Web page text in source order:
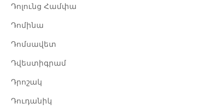
Դոլունց Համփա ​
Դոմինա​
Դոմսավետ
Դվեստիգրամ
Դրոշակ
Դուդանիկ